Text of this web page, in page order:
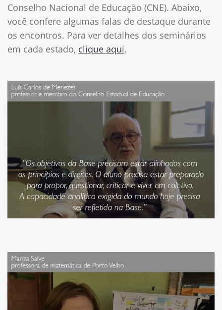
Conselho Nacional de Educação (CNE). Abaixo,
você confere algumas falas de destaque durante
os encontros. Para ver detalhes dos seminários
em cada estado, clique aqui.